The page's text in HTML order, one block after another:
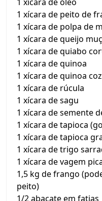
1 xícara de peito de
1 xícara de polpa de
1 xícara de queijo
1 xícara de quiabo
1 xícara de quinoa
1 xícara de quinoa
1 xícara de rúcula
1 xícara de sagu
1 xícara de semente
1 xícara de tapioca
1 xícara de tapioca
1 xícara de trigo
1 xícara de vagem
1,5 kg de frango
peito)
1/2 abacate em fatias